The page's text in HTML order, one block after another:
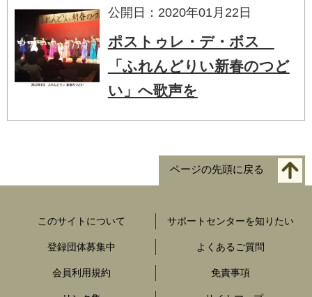
公開日：2020年01月22日
ポストゥレ・デ・ボス
「ふれんどりい新春のつど
い」へ歌声を
ページの先頭に戻る
このサイトについて サポートセンターを知りたい
登録団体募集中 よくあるご質問
会員利用規約 免責事項